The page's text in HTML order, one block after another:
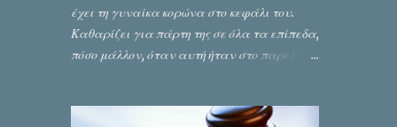
έχει τη γυναίκα κορώνα στο κεφάλι του.
Καθαρίζει για πάρτη της σε όλα τα επίπεδα,
πόσο μάλλον, όταν αυτή ήταν στο παρελθόν
Αλευρογιάννης